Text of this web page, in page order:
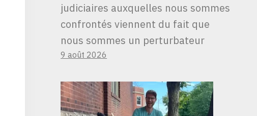
judiciaires auxquelles nous sommes
confrontés viennent du fait que
nous sommes un perturbateur
9 août 2026